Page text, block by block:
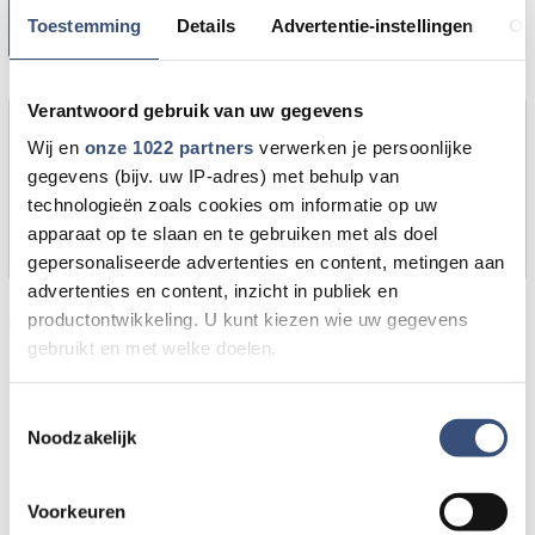
Toestemming Details Advertentie-instellingen
Verantwoord gebruik van uw gegevens
Wij en onze 1022 partners verwerken je persoonlijke
gegevens (bijv. uw IP-adres) met behulp van
technologieën zoals cookies om informatie op uw
apparaat op te slaan en te gebruiken met als doel
gepersonaliseerde advertenties en content, metingen aan
advertenties en content, inzicht in publiek en
productontwikkeling. U kunt kiezen wie uw gegevens
gebruikt en met welke doelen.
Informatie verzamelen over uw geografische locatie,
Uw apparaat identificeren door het actief te scannen
op specifieke eigenschappen (fingerprinting)
Noodzakelijk
Voorkeuren
💬 Stuur een WhatsAppje naar0187-609512
Zie je een fout in dit artikel, werkt iets niet goed of
kom je een advertentie tegen die niet klopt? Laat
het ons weten via redactie@omroeparchipel.nl
kijken er graag naar.
Door Internetredactie Omroep Archipel